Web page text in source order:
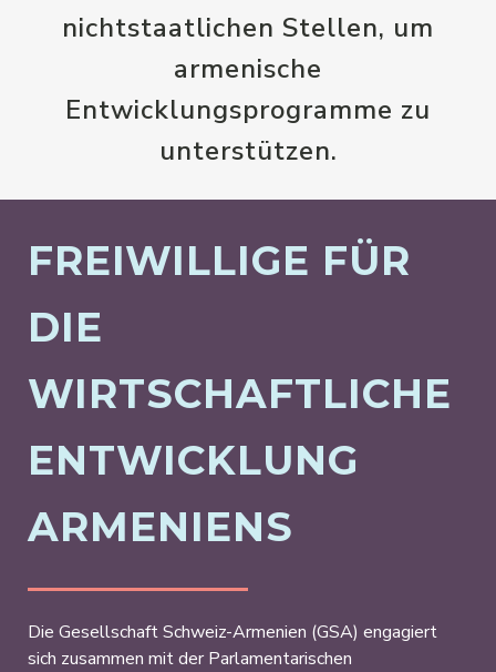
nichtstaatlichen Stellen, um
armenische
Entwicklungsprogramme zu
unterstützen.
FREIWILLIGE FÜR
DIE
WIRTSCHAFTLICHE
ENTWICKLUNG
ARMENIENS
Die Gesellschaft Schweiz-Armenien (GSA) engagiert
sich zusammen mit der Parlamentarischen